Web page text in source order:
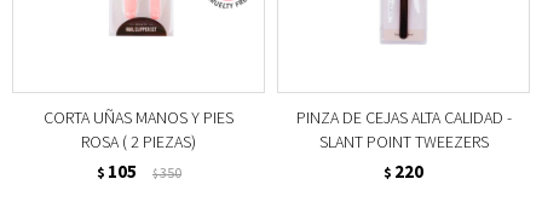
CORTA UÑAS MANOS Y PIES
ROSA ( 2 PIEZAS)
$ 105 $350
PINZA DE CEJAS ALTA CALIDAD -
SLANT POINT TWEEZERS
$ 220